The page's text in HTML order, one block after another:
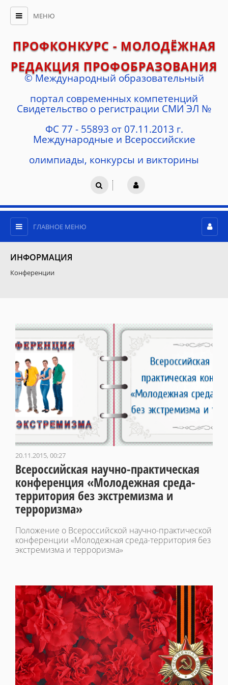
МЕНЮ
ПРОФКОНКУРС - МОЛОДЁЖНАЯ
РЕДАКЦИЯ ПРОФОБРАЗОВАНИЯ
© Международный образовательный
портал современных компетенций
Cвидетельство о регистрации СМИ ЭЛ №
ФС 77 - 55893 от 07.11.2013 г.
Международные и Всероссийские
олимпиады, конкурсы и викторины
ГЛАВНОЕ МЕНЮ
ИНФОРМАЦИЯ
Конференции
20.11.2015, 00:27
Всероссийская научно-практическая
конференция «Молодежная среда-
территория без экстремизма и
терроризма»
Положение о Всероссийской научно-практической
конференции «Молодежная среда-территория без
экстремизма и терроризма»